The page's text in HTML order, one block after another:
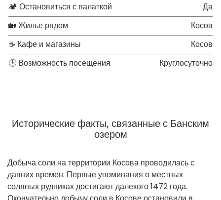
🏕 Остановиться с палаткой
Да
🏡 Жилье рядом
Косов
☕ Кафе и магазины
Косов
🕒 Возможность посещения
Круглосуточно
Исторические факты, связанные с Банским
озером
Добыча соли на территории Косова проводилась с
давних времен. Первые упоминания о местных
соляных рудниках достигают далекого 1472 года.